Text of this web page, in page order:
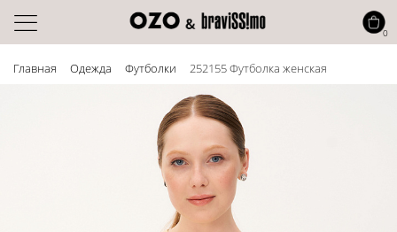
Главная Одежда Футболки 252155 Футболка женская
0